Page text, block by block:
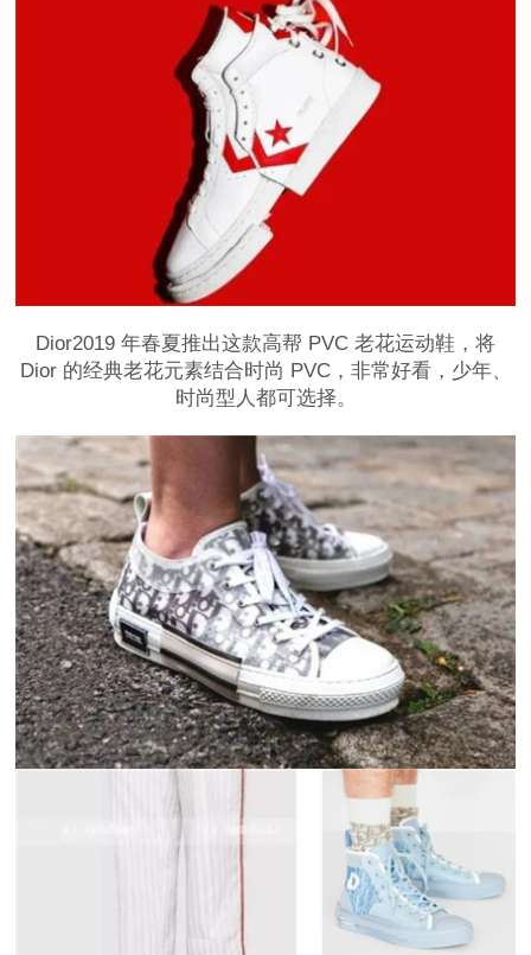
Dior2019 年春夏推出这款高帮 PVC 老花运动鞋，将
Dior 的经典老花元素结合时尚 PVC，非常好看，少年、
时尚型人都可选择。